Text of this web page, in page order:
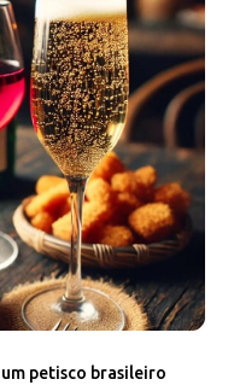
petisco brasileiro